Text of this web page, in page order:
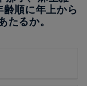
順に年上から
るか。